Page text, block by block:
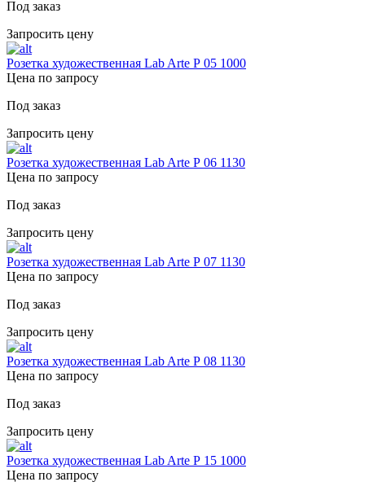
Под заказ
Запросить цену
Розетка художественная Lab Arte Р 05 1000
Цена по запросу
Под заказ
Запросить цену
Розетка художественная Lab Arte Р 06 1130
Цена по запросу
Под заказ
Запросить цену
Розетка художественная Lab Arte Р 07 1130
Цена по запросу
Под заказ
Запросить цену
Розетка художественная Lab Arte Р 08 1130
Цена по запросу
Под заказ
Запросить цену
Розетка художественная Lab Arte Р 15 1000
Цена по запросу